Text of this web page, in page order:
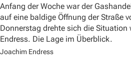
Anfang der Woche war der
auf eine baldige Öffnung der Straße
Donnerstag drehte sich die
Endress. Die Lage im Überblick.
Joachim Endress